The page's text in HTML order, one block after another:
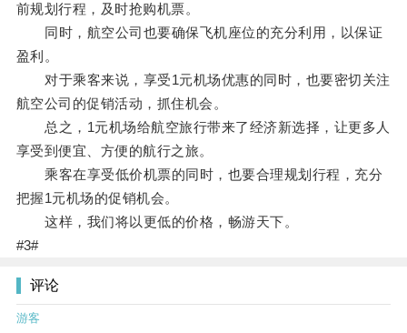
前规划行程，及时抢购机票。
同时，航空公司也要确保飞机座位的充分利用，以保证
盈利。
对于乘客来说，享受1元机场优惠的同时，也要密切关注
航空公司的促销活动，抓住机会。
总之，1元机场给航空旅行带来了经济新选择，让更多人
享受到便宜、方便的航行之旅。
乘客在享受低价机票的同时，也要合理规划行程，充分
把握1元机场的促销机会。
这样，我们将以更低的价格，畅游天下。
#3#
评论
游客